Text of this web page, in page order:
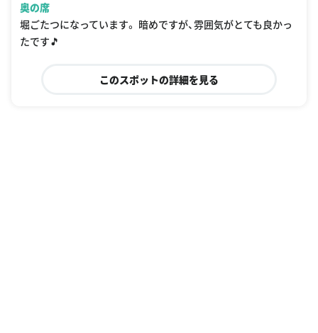
奥の席
堀ごたつになっています。 暗めですが、雰囲気がとても良かっ
たです🎵
このスポットの詳細を見る